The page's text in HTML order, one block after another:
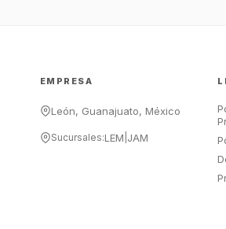
Métodos de envío
Ver sucursales y
EMPRESA
León, Guanajuato, México
Sucursales:LEM JAM